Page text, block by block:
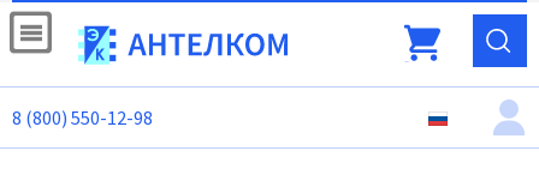
8 (800) 550-12-98